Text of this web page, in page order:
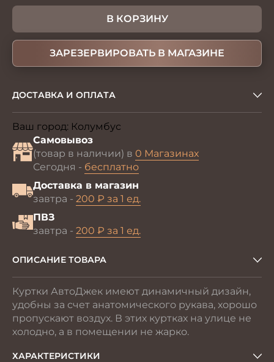
В КОРЗИНУ
ЗАРЕЗЕРВИРОВАТЬ В МАГАЗИНЕ
ДОСТАВКА И ОПЛАТА
Ваш город: Колумбус
Самовывоз
(товар в наличии) в 0 Магазинах
Сегодня - бесплатно
Доставка в магазин
завтра - 200 ₽ за 1 ед.
ПВЗ
завтра - 200 ₽ за 1 ед.
ОПИСАНИЕ ТОВАРА
Куртки АвтоДжек имеют динамичный дизайн,
удобны за счет анатомического рукава, хорошо
пропускают воздух. В этих куртках на улице не
холодно, а в помещении не жарко.
ХАРАКТЕРИСТИКИ